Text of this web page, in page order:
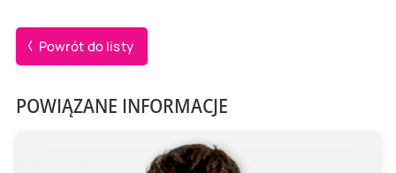
Powrót do listy
POWIĄZANE INFORMACJE